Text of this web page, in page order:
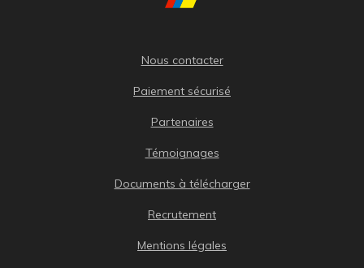
Nous contacter
Paiement sécurisé
Partenaires
Témoignages
Documents à télécharger
Recrutement
Mentions légales